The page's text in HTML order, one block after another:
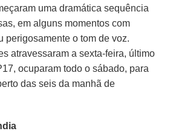
uma dramática sequência
em alguns momentos com
perigosamente o tom de voz.
atravessaram a sexta-feira, último
ocuparam todo o sábado, para
das seis da manhã de